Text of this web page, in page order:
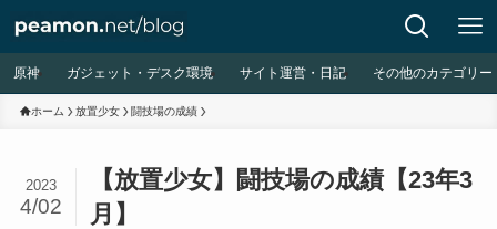
原神 ガジェット・デスク環境 サイト運営・日記 その他のカテゴリー
ホーム 放置少女 闘技場の成績
【放置少女】闘技場の成績【23年3
月】
2023
4/02